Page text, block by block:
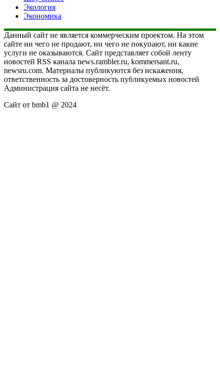
Экология
Экономика
Данный сайт не является коммерческим проектом. На этом
сайте ни чего не продают, ни чего не покупают, ни какие
услуги не оказываются. Сайт представляет собой ленту
новостей RSS канала news.rambler.ru, kommersant.ru,
newsru.com. Материалы публикуются без искажения,
ответственность за достоверность публикуемых новостей
Администрация сайта не несёт.
Сайт от bmb1 @ 2024